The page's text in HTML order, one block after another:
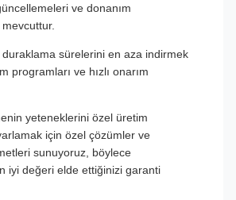
ve donanım
sürelerini en aza indirmek
programları ve hızlı onarım
yeteneklerini özel üretim
için özel çözümler ve
sunuyoruz, böylece
iyi değeri elde ettiğinizi garanti